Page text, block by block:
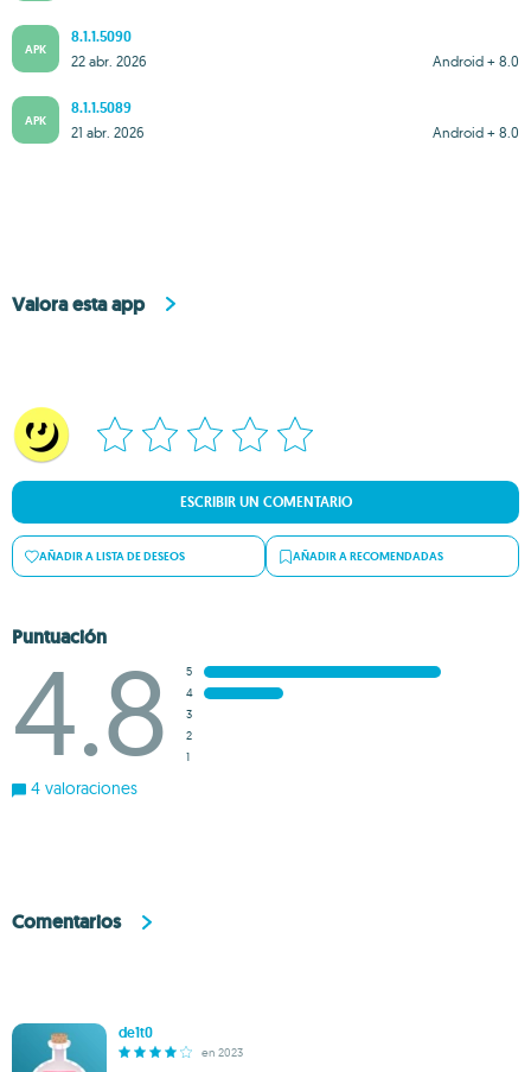
APK
8.1.1.5090
Android + 8.0
22 abr. 2026
APK
8.1.1.5089
Android + 8.0
21 abr. 2026
Valora esta app
ESCRIBIR UN COMENTARIO
AÑADIR A LISTA DE DESEOS AÑADIR A RECOMENDADAS
Puntuación
4.8
5
4
3
2
1
4 valoraciones
Comentarios
de1t0
en 2023